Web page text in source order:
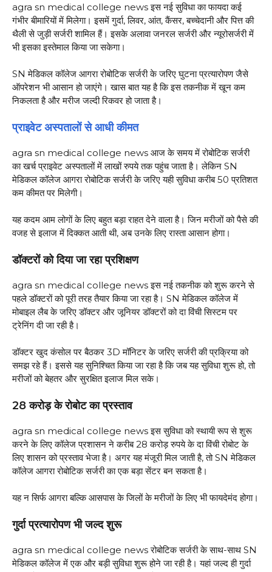
agra sn medical college news इस नई सुविधा का फायदा कई
गंभीर बीमारियों में मिलेगा। इसमें गुर्दा, लिवर, आंत, कैंसर, बच्चेदानी और पित्त की
थैली से जुड़ी सर्जरी शामिल हैं। इसके अलावा जनरल सर्जरी और न्यूरोसर्जरी में
भी इसका इस्तेमाल किया जा सकेगा।
SN मेडिकल कॉलेज आगरा रोबोटिक सर्जरी के जरिए घुटना प्रत्यारोपण जैसे
ऑपरेशन भी आसान हो जाएंगे। खास बात यह है कि इस तकनीक में खून कम
निकलता है और मरीज जल्दी रिकवर हो जाता है।
प्राइवेट अस्पतालों से आधी कीमत
agra sn medical college news आज के समय में रोबोटिक सर्जरी
का खर्च प्राइवेट अस्पतालों में लाखों रुपये तक पहुंच जाता है। लेकिन SN
मेडिकल कॉलेज आगरा रोबोटिक सर्जरी के जरिए यही सुविधा करीब 50 प्रतिशत
कम कीमत पर मिलेगी।
यह कदम आम लोगों के लिए बहुत बड़ा राहत देने वाला है। जिन मरीजों को पैसे की
वजह से इलाज में दिक्कत आती थी, अब उनके लिए रास्ता आसान होगा।
डॉक्टरों को दिया जा रहा प्रशिक्षण
agra sn medical college news इस नई तकनीक को शुरू करने से
पहले डॉक्टरों को पूरी तरह तैयार किया जा रहा है। SN मेडिकल कॉलेज में
मोबाइल लैब के जरिए डॉक्टर और जूनियर डॉक्टरों को दा विंची सिस्टम पर
ट्रेनिंग दी जा रही है।
डॉक्टर खुद कंसोल पर बैठकर 3D मॉनिटर के जरिए सर्जरी की प्रक्रिया को
समझ रहे हैं। इससे यह सुनिश्चित किया जा रहा है कि जब यह सुविधा शुरू हो, तो
मरीजों को बेहतर और सुरक्षित इलाज मिल सके।
28 करोड़ के रोबोट का प्रस्ताव
agra sn medical college news इस सुविधा को स्थायी रूप से शुरू
करने के लिए कॉलेज प्रशासन ने करीब 28 करोड़ रुपये के दा विंची रोबोट के
लिए शासन को प्रस्ताव भेजा है। अगर यह मंजूरी मिल जाती है, तो SN मेडिकल
कॉलेज आगरा रोबोटिक सर्जरी का एक बड़ा सेंटर बन सकता है।
यह न सिर्फ आगरा बल्कि आसपास के जिलों के मरीजों के लिए भी फायदेमंद होगा।
गुर्दा प्रत्यारोपण भी जल्द शुरू
agra sn medical college news रोबोटिक सर्जरी के साथ-साथ SN
मेडिकल कॉलेज में एक और बड़ी सुविधा शुरू होने जा रही है। यहां जल्द ही गुर्दा